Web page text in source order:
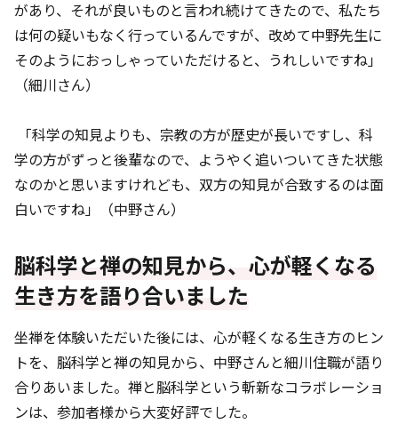
があり、それが良いものと言われ続けてきたので、私たち
は何の疑いもなく行っているんですが、改めて中野先生に
そのようにおっしゃっていただけると、うれしいですね」
（細川さん）
「科学の知見よりも、宗教の方が歴史が長いですし、科
学の方がずっと後輩なので、ようやく追いついてきた状態
なのかと思いますけれども、双方の知見が合致するのは面
白いですね」（中野さん）
脳科学と禅の知見から、心が軽くなる
生き方を語り合いました
坐禅を体験いただいた後には、心が軽くなる生き方のヒン
トを、脳科学と禅の知見から、中野さんと細川住職が語り
合りあいました。禅と脳科学という斬新なコラボレーショ
ンは、参加者様から大変好評でした。